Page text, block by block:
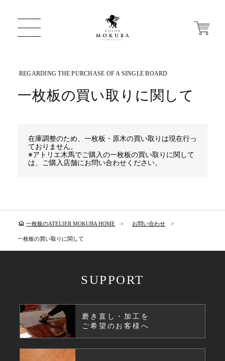
ONLINE STORE
一枚板 ATELIER MOKUBA HOME
商品情報
イベント
WEBカタログ
一枚板の買い取りに関して
在庫調整のため、一枚板・原木の買い取りは現在行っ
ておりません。
※アトリエ木馬でご購入の一枚板の買い取りに関して
は、ご購入店舗にお問い合わせください。
home 一枚板のATELIER MOKUBA HOME お問い合わせ
一枚板の買い取りに関して
SUPPORT
磨き直し・加工を
ご希望のお客様へ